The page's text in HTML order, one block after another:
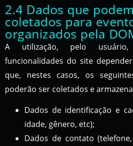
2.4 Dados que
coletados para
organizados pela
A utilização, pelo usuário,
funcionalidades do site
que, nestes casos, os
poderão ser coletados e
Dados de identificação e
idade, gênero, etc);
Dados de contato